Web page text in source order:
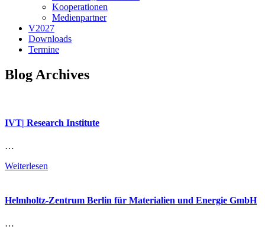
Kooperationen
Medienpartner
V2027
Downloads
Termine
Blog Archives
IVT| Research Institute
…
Weiterlesen
Helmholtz-Zentrum Berlin für Materialien und Energie GmbH
…